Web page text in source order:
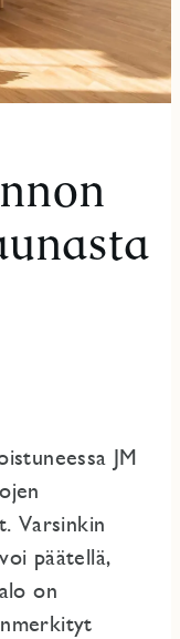
JM
Varsinkin
päätellä,
on